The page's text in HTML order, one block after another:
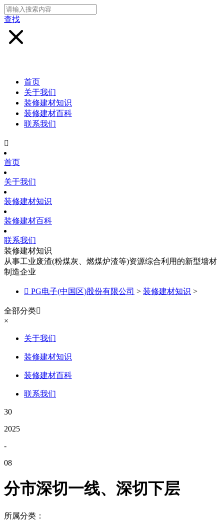
查找
首页
关于我们
装修建材知识
装修建材百科
联系我们

首页
关于我们
装修建材知识
装修建材百科
联系我们
装修建材知识
从事工业废渣(粉煤灰、燃煤炉渣等)资源综合利用的新型墙材
制造企业
 PG电子(中国区)股份有限公司 > 装修建材知识 >
全部分类
×
关于我们
装修建材知识
装修建材百科
联系我们
30
2025
-
08
分市深切一线、深切下层
所属分类：